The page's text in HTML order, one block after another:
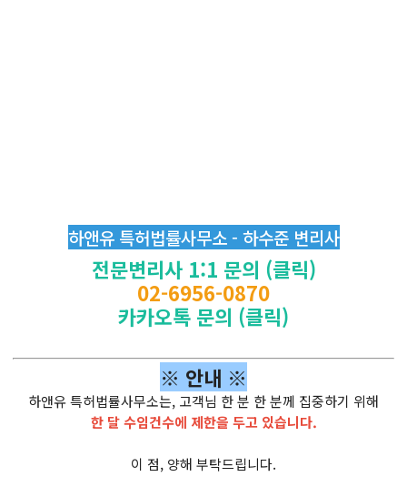
하앤유 특허법률사무소 - 하수준 변리사
전문변리사 1:1 문의 (클릭)
02-6956-0870
카카오톡 문의 (클릭)
※ 안내 ※
하앤유 특허법률사무소는, 고객님 한 분 한 분께 집중하기 위해
한 달 수임건수에 제한을 두고 있습니다.
이 점, 양해 부탁드립니다.